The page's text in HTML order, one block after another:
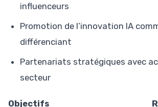
influenceurs
Promotion de l’innovation IA
différenciant
Partenariats stratégiques avec
secteur
Objectifs